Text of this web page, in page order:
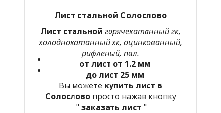
Лист стальной Солослово
Лист стальной горячекатанный гк,
холоднокатанный хк, оцинкованный,
рифленый, пвл.
от лист от 1.2 мм
до лист 25 мм
Вы можете купить лист в
Солослово просто нажав кнопку
" заказать лист "